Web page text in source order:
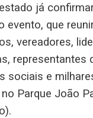
já
evento, que
vereadores,
representantes
sociais e
Parque João